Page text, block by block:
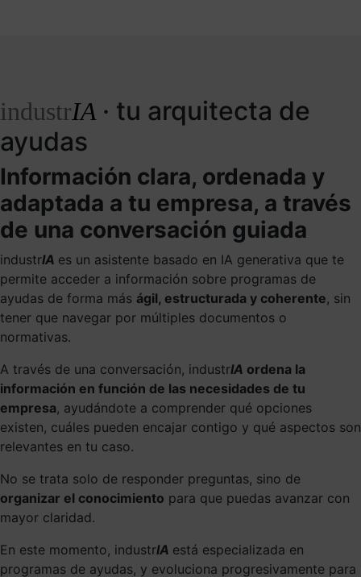
industrIA · tu arquitecta de
ayudas
Información clara, ordenada y
adaptada a tu empresa, a través
de una conversación guiada
industrIA es un asistente basado en IA generativa que te
permite acceder a información sobre programas de
ayudas de forma más ágil, estructurada y coherente, sin
tener que navegar por múltiples documentos o
normativas.
A través de una conversación, industrIA ordena la
información en función de las necesidades de tu
empresa, ayudándote a comprender qué opciones
existen, cuáles pueden encajar contigo y qué aspectos son
relevantes en tu caso.
No se trata solo de responder preguntas, sino de
organizar el conocimiento para que puedas avanzar con
mayor claridad.
En este momento, industrIA está especializada en
programas de ayudas, y evoluciona progresivamente para